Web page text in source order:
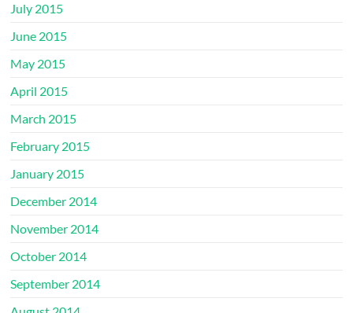
July 2015
June 2015
May 2015
April 2015
March 2015
February 2015
January 2015
December 2014
November 2014
October 2014
September 2014